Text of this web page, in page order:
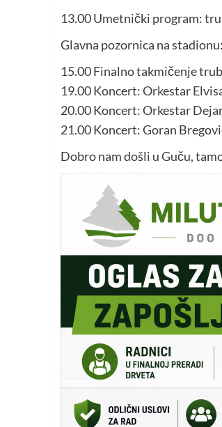
13.00 Umetnički program:
Glavna pozornica na stadionu:
15.00 Finalno takmičenje
19.00 Koncert: Orkestar
20.00 Koncert: Orkestar
21.00 Koncert: Goran
Dobro nam došli u Guču,